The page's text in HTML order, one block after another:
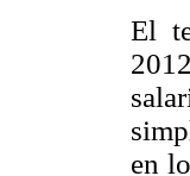
El
en